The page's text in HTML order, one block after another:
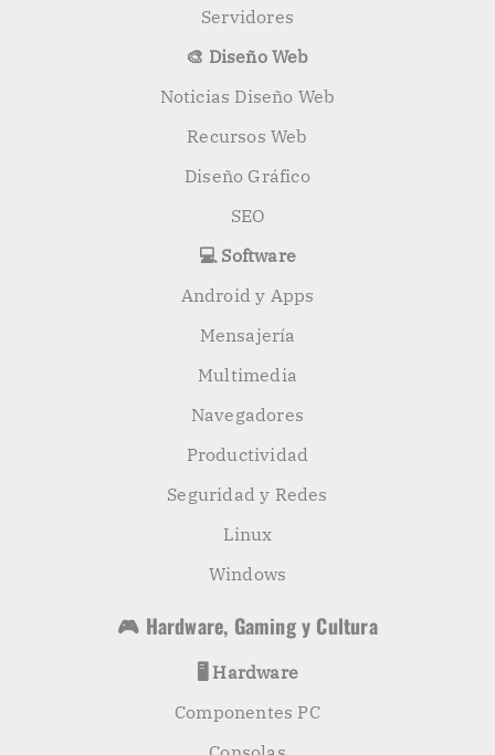
Servidores
🎨 Diseño Web
Noticias Diseño Web
Recursos Web
Diseño Gráfico
SEO
💻 Software
Android y Apps
Mensajería
Multimedia
Navegadores
Productividad
Seguridad y Redes
Linux
Windows
🎮 Hardware, Gaming y Cultura
🖥️ Hardware
Componentes PC